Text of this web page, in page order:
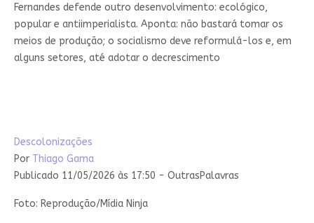
Fernandes defende outro desenvolvimento: ecológico,
popular e antiimperialista. Aponta: não bastará tomar os
meios de produção; o socialismo deve reformulá-los e, em
alguns setores, até adotar o decrescimento
Descolonizações
Por Thiago Gama
Publicado 11/05/2026 às 17:50 - OutrasPalavras
Foto: Reprodução/Mídia Ninja